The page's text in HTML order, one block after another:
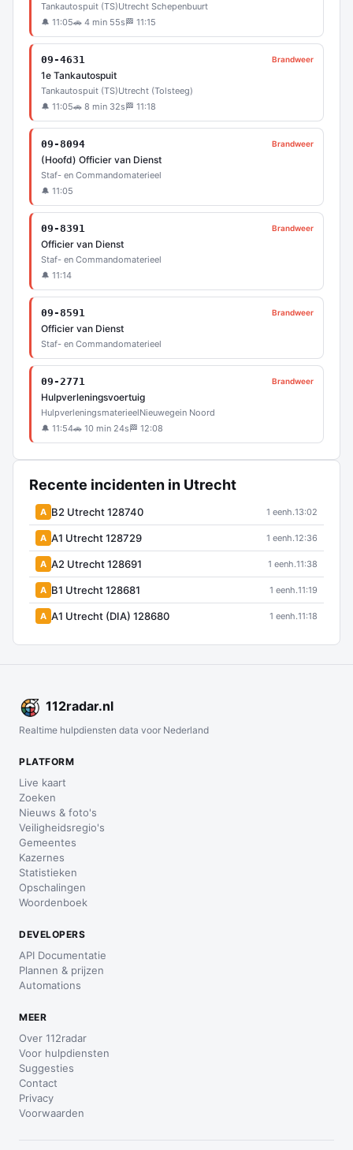
Tankautospuit (TS)Utrecht Schepenbuurt
🔔 11:05🚗 4 min 55s 🏁 11:15
09-4631 Brandweer
1e Tankautospuit
Tankautospuit (TS)Utrecht (Tolsteeg)
🔔 11:05🚗 8 min 32s 🏁 11:18
09-8094 Brandweer
(Hoofd) Officier van Dienst
Staf- en Commandomaterieel
🔔 11:05
09-8391 Brandweer
Officier van Dienst
Staf- en Commandomaterieel
🔔 11:14
09-8591 Brandweer
Officier van Dienst
Staf- en Commandomaterieel
09-2771 Brandweer
Hulpverleningsvoertuig
HulpverleningsmaterieelNieuwegein Noord
🔔 11:54🚗 10 min 24s 🏁 12:08
Recente incidenten in Utrecht
A B2 Utrecht 128740 1 eenh.13:02
A A1 Utrecht 128729 1 eenh.12:36
A A2 Utrecht 128691 1 eenh.11:38
A B1 Utrecht 128681 1 eenh.11:19
A A1 Utrecht (DIA) 128680 1 eenh.11:18
112radar.nl
Realtime hulpdiensten data voor Nederland
PLATFORM
Live kaart
Zoeken
Nieuws & foto's
Veiligheidsregio's
Gemeentes
Kazernes
Statistieken
Opschalingen
Woordenboek
DEVELOPERS
API Documentatie
Plannen & prijzen
Automations
MEER
Over 112radar
Voor hulpdiensten
Suggesties
Contact
Privacy
Voorwaarden